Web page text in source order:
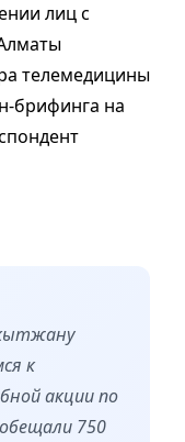
лиц с
телемедицины
брифинга на
к
акции по
750